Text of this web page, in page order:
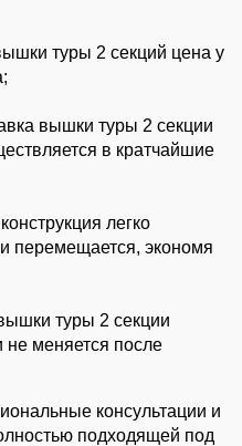
туры 2 секций цена у
вышки туры 2 секции
в кратчайшие
легко
перемещается, экономя
туры 2 секции
не меняется после
консультации и
подходящей под